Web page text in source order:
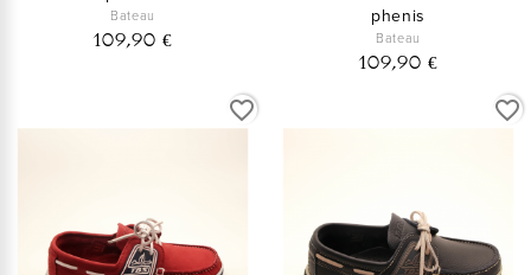
Bateau
109,90 €
phenis
Bateau
109,90 €
favorite_border favorite_border